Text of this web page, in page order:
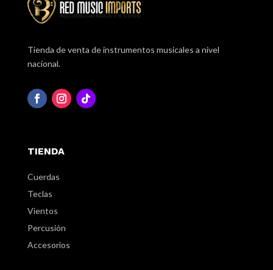
Tienda de venta de instrumentos musicales a nivel
nacional.
TIENDA
Cuerdas
Teclas
Vientos
Percusión
Accesorios